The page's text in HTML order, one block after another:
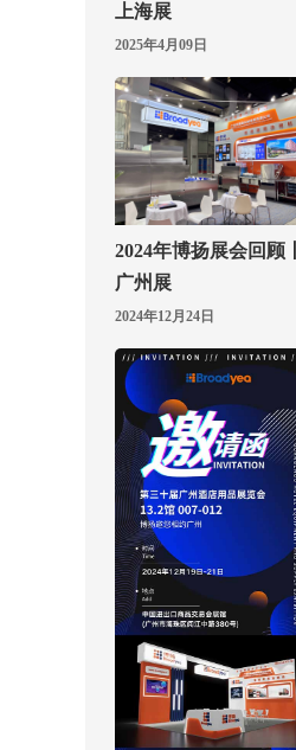
上海展
2025年4月09日
2024年博扬展会回顾丨
广州展
2024年12月24日